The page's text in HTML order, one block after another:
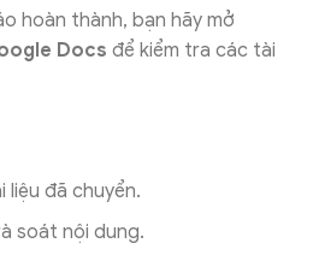
hoàn thành, bạn hãy mở
Docs để kiểm tra các tài
liệu đã chuyển.
soát nội dung.